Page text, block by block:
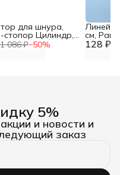
1 086 ₽−50%
для шнура,
стопор Цилиндр,
19*9 мм, 100 шт, 128 ₽
см,
5%
и новости и
заказ